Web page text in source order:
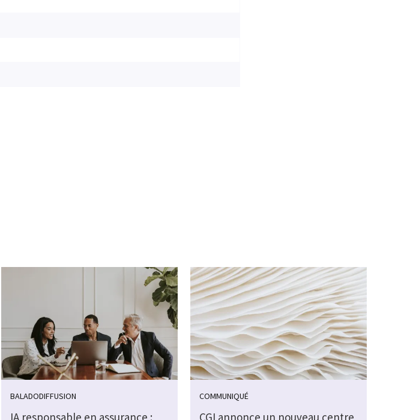
Print
BALADODIFFUSION COMMUNIQUÉ